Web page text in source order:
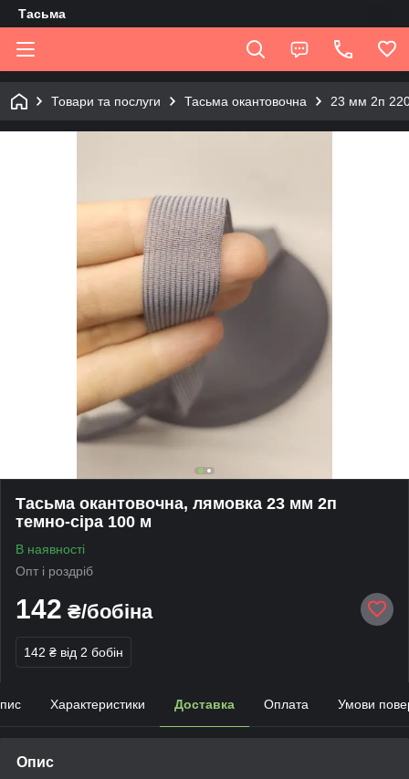
Tасьма
Товари та послуги Тасьма окантовочна 23 мм 2п
Тасьма окантовочна, лямовка 23 мм 2п
темно-сіра 100 м
В наявності
Опт і роздріб
142 ₴/бобіна
142 ₴ від 2 бобін
Характеристики Доставка Оплата Умови
Опис